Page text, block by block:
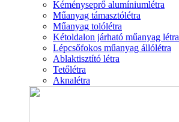
Kéményseprő alumíniumlétra
Műanyag támasztólétra
Műanyag tolólétra
Kétoldalon járható műanyag létra
Lépcsőfokos műanyag állólétra
Ablaktisztító létra
Tetőlétra
Aknalétra